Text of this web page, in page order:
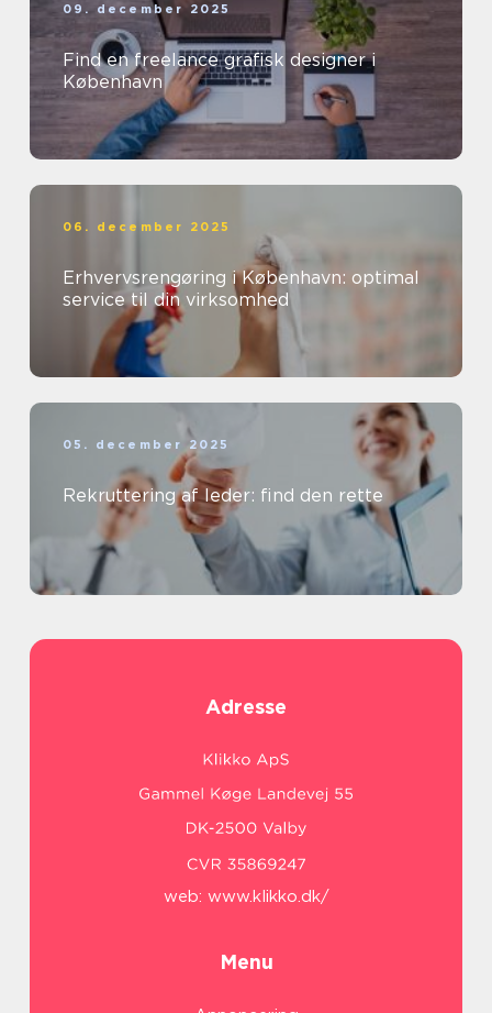
09. december 2025
Find en freelance grafisk designer i
København
06. december 2025
Erhvervsrengøring i København: optimal
service til din virksomhed
05. december 2025
Rekruttering af leder: find den rette
Adresse
web: www.klikko.dk/
Menu